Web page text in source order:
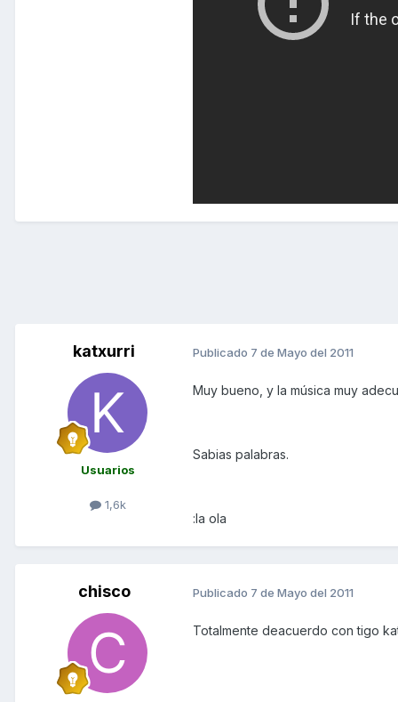
katxurri
Usuarios
1,6k
Publicado 7 de Mayo del 2011
Muy bueno, y la música muy
Sabias palabras.
:la ola
chisco Publicado 7 de Mayo del 2011
Totalmente deacuerdo con tigo